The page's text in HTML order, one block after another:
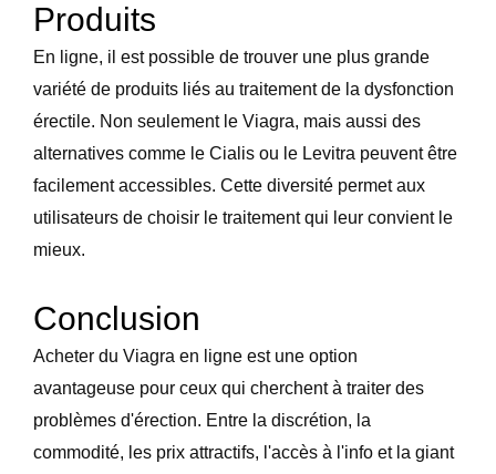
Produits
En ligne, il est possible de trouver une plus grande
variété de produits liés au traitement de la dysfonction
érectile. Non seulement le Viagra, mais aussi des
alternatives comme le Cialis ou le Levitra peuvent être
facilement accessibles. Cette diversité permet aux
utilisateurs de choisir le traitement qui leur convient le
mieux.
Conclusion
Acheter du Viagra en ligne est une option
avantageuse pour ceux qui cherchent à traiter des
problèmes d'érection. Entre la discrétion, la
commodité, les prix attractifs, l'accès à l'info et la giant